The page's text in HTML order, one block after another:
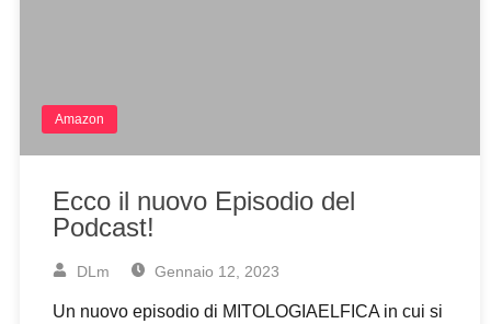
Amazon
Ecco il nuovo Episodio del
Podcast!
DLm Gennaio 12, 2023
Un nuovo episodio di MITOLOGIAELFICA in cui si